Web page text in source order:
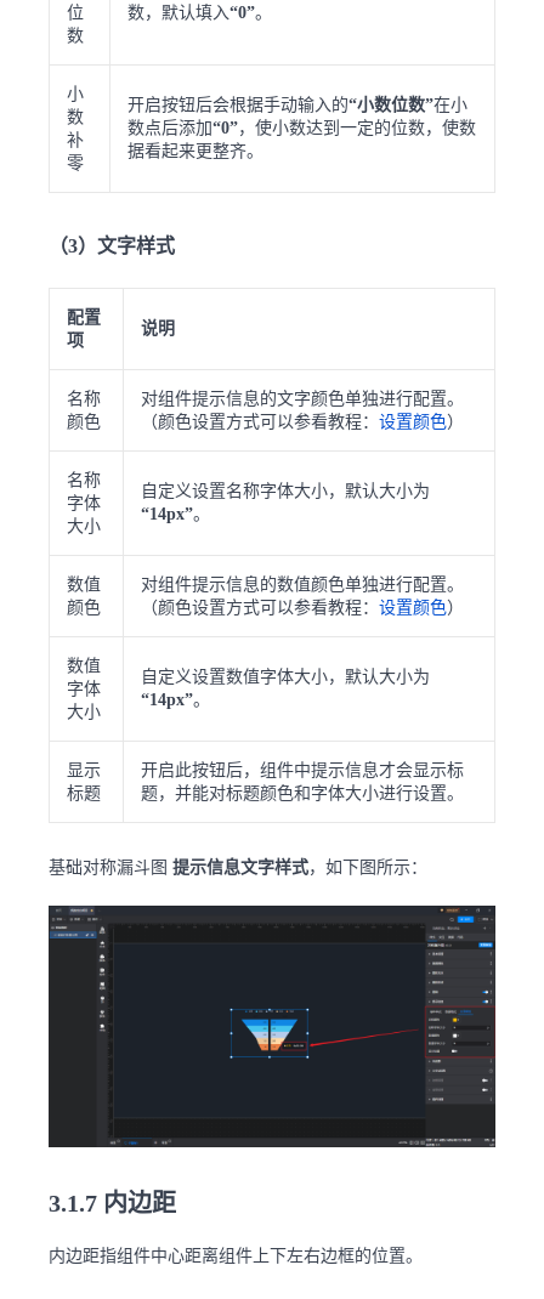
位
数
数，默认填入“0”。
小
数
补
零
开启按钮后会根据手动输入的“小数位数”在小
数点后添加“0”，使小数达到一定的位数，使数
据看起来更整齐。
（3）文字样式
配置
项
说明
名称
颜色
对组件提示信息的文字颜色单独进行配置。
（颜色设置方式可以参看教程： 设置颜色）
名称
字体
大小
自定义设置名称字体大小，默认大小为
“14px”。
数值
颜色
对组件提示信息的数值颜色单独进行配置。
（颜色设置方式可以参看教程： 设置颜色）
数值
字体
大小
自定义设置数值字体大小，默认大小为
“14px”。
显示
标题
开启此按钮后，组件中提示信息才会显示标
题，并能对标题颜色和字体大小进行设置。
基础对称漏斗图 提示信息文字样式，如下图所示：
3.1.7 内边距
内边距指组件中心距离组件上下左右边框的位置。